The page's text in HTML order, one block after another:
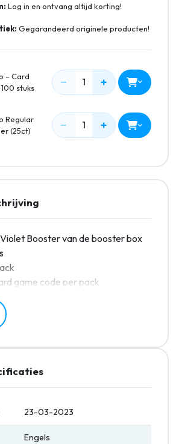
Log in en ontvang altijd korting!
Gegarandeerd originele producten!
– Card
stuks
− 1 +
Regular
(25ct)
− 1 +
Booster van de booster box
game code per pack
23-03-2023
Engels